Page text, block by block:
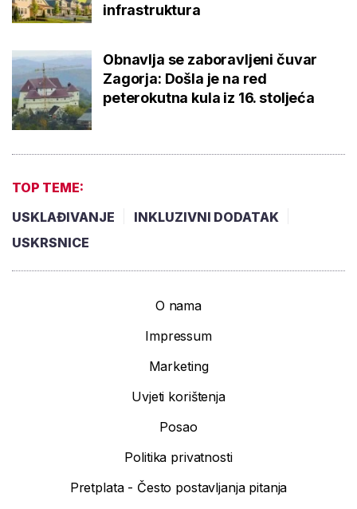
infrastruktura
Obnavlja se zaboravljeni čuvar
Zagorja: Došla je na red
peterokutna kula iz 16. stoljeća
TOP TEME:
USKLAĐIVANJE
INKLUZIVNI DODATAK
USKRSNICE
O nama
Impressum
Marketing
Uvjeti korištenja
Posao
Politika privatnosti
Pretplata - Često postavljanja pitanja